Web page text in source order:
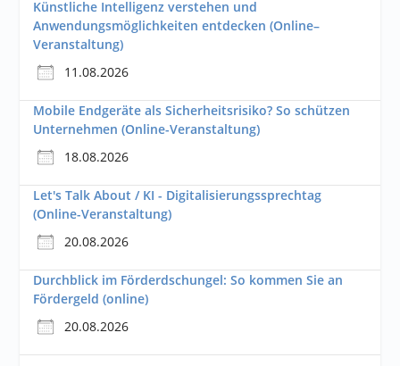
Künstliche Intelligenz verstehen und
Anwendungsmöglichkeiten entdecken (Online–
Veranstaltung)
11.08.2026
Mobile Endgeräte als Sicherheitsrisiko? So schützen
Unternehmen (Online-Veranstaltung)
18.08.2026
Let's Talk About / KI - Digitalisierungssprechtag
(Online-Veranstaltung)
20.08.2026
Durchblick im Förderdschungel: So kommen Sie an
Fördergeld (online)
20.08.2026